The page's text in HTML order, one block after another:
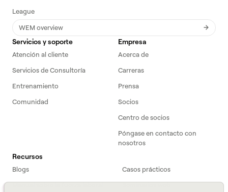
League
WEM overview
Servicios y soporte
Atención al cliente
Servicios de Consultoría
Entrenamiento
Comunidad
Empresa
Acerca de
Carreras
Prensa
Socios
Centro de socios
Póngase en contacto con
nosotros
Recursos
Blogs
Casos prácticos